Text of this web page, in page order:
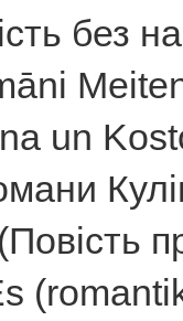
без
un